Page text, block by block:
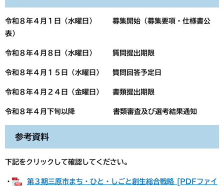
令和８年４月１日（水曜日） 募集開始（募集要項・仕様書公
表）
令和８年４月８日（水曜日） 質問提出期限
令和８年４月１５日（水曜日） 質問回答予定日
令和８年４月２４日（金曜日） 書類提出期限
令和８年４月下旬以降 書類審査及び選考結果通知
参考資料
下記をクリックして確認してください。
・
第３期三原市まち・ひと・しごと創生総合戦略 [PDFファイ